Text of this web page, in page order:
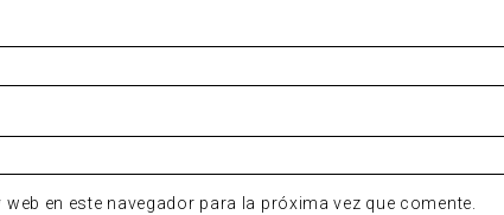
en este navegador para la próxima vez que comente.